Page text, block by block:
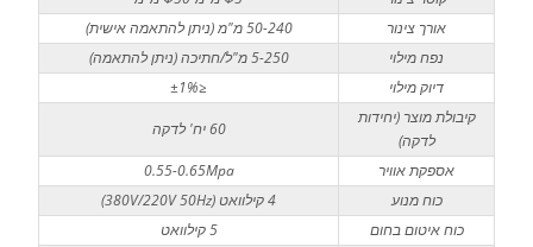
אורך צינור
50-240 מ"מ (ניתן להתאמה אישית)
נפח מילוי
5-250 מ"ל/חתיכה (ניתן להתאמה)
דיוק מילוי
≤±1%
קיבולת מוצר (יחידות
לדקה)
60 יח' לדקה
אספקת אוויר
0.55-0.65Mpa
כוח מנוע
4 קילוואט (380V/220V 50Hz)
כוח איטום בחום
5 קילוואט